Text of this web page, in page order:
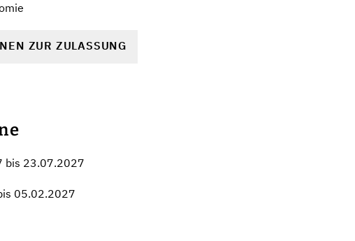
ZUR ZULASSUNG
bis 23.07.2027
05.02.2027